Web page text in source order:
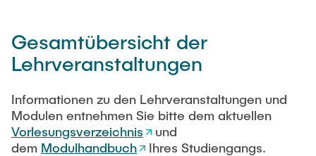
Externe Doktoranden
Gesamtübersicht der
Lehrveranstaltungen
Informationen zu den Lehrveranstaltungen und
Modulen entnehmen Sie bitte dem aktuellen
Vorlesungsverzeichnis
und
dem Modulhandbuch Ihres Studiengangs.